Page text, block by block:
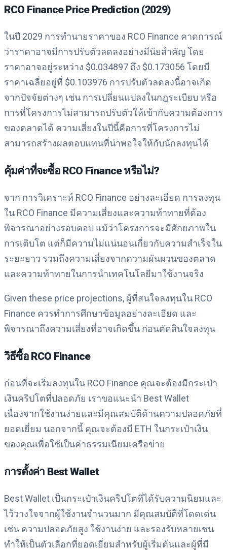
RCO Finance Price Prediction (2029)
ในปี 2029 การทำนายราคาของ RCO Finance คาดการณ์
ว่าราคาอาจมีการปรับตัวลดลงอย่างมีนัยสำคัญ โดย
ราคาอาจอยู่ระหว่าง $0.034897 ถึง $0.173056 โดยมี
ราคาเฉลี่ยอยู่ที่ $0.103976 การปรับตัวลดลงนี้อาจเกิด
จากปัจจัยต่างๆ เช่น การเปลี่ยนแปลงในกฎระเบียบ หรือ
การที่โครงการไม่สามารถปรับตัวให้เข้ากับความต้องการ
ของตลาดได้ ความเสี่ยงในปีนี้คือการที่โครงการไม่
สามารถสร้างผลตอบแทนที่น่าพอใจให้กับนักลงทุนได้
คุ้มค่าที่จะซื้อ RCO Finance หรือไม่?
จาก การวิเคราะห์ RCO Finance อย่างละเอียด การลงทุน
ใน RCO Finance มีความเสี่ยงและความท้าทายที่ต้อง
พิจารณาอย่างรอบคอบ แม้ว่าโครงการจะมีศักยภาพใน
การเติบโต แต่ก็มีความไม่แน่นอนเกี่ยวกับความสำเร็จใน
ระยะยาว รวมถึงความเสี่ยงจากความผันผวนของตลาด
และความท้าทายในการนำเทคโนโลยีมาใช้งานจริง
Given these price projections, ผู้ที่สนใจลงทุนใน RCO
Finance ควรทำการศึกษาข้อมูลอย่างละเอียด และ
พิจารณาถึงความเสี่ยงที่อาจเกิดขึ้น ก่อนตัดสินใจลงทุน
วิธีซื้อ RCO Finance
ก่อนที่จะเริ่มลงทุนใน RCO Finance คุณจะต้องมีกระเป๋า
เงินคริปโตที่ปลอดภัย เราขอแนะนำ Best Wallet
เนื่องจากใช้งานง่ายและมีคุณสมบัติด้านความปลอดภัยที่
ยอดเยี่ยม นอกจากนี้ คุณจะต้องมี ETH ในกระเป๋าเงิน
ของคุณเพื่อใช้เป็นค่าธรรมเนียมเครือข่าย
การตั้งค่า Best Wallet
Best Wallet เป็นกระเป๋าเงินคริปโตที่ได้รับความนิยมและ
ไว้วางใจจากผู้ใช้งานจำนวนมาก มีคุณสมบัติที่โดดเด่น
เช่น ความปลอดภัยสูง ใช้งานง่าย และรองรับหลายเชน
ทำให้เป็นตัวเลือกที่ยอดเยี่ยมสำหรับผู้เริ่มต้นและผู้ที่มี